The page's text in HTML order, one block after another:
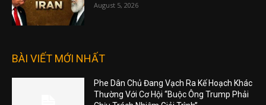
August 5, 2026
BÀI VIẾT MỚI NHẤT
Phe Dân Chủ Đang Vạch Ra Kế Hoạch Khác
Thường Với Cơ Hội “Buộc Ông Trump Phải